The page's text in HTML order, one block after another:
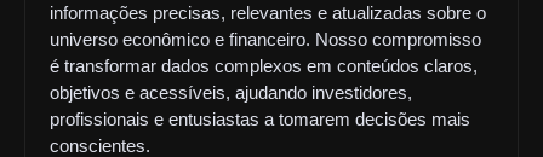
informações precisas, relevantes e atualizadas sobre o
universo econômico e financeiro. Nosso compromisso
é transformar dados complexos em conteúdos claros,
objetivos e acessíveis, ajudando investidores,
profissionais e entusiastas a tomarem decisões mais
conscientes.